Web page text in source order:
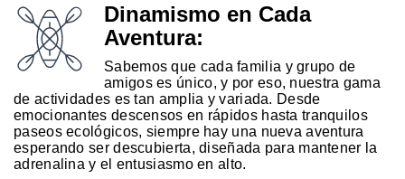
Dinamismo en Cada
Aventura:
Sabemos que cada familia y grupo de
amigos es único, y por eso, nuestra gama
de actividades es tan amplia y variada. Desde
emocionantes descensos en rápidos hasta tranquilos
paseos ecológicos, siempre hay una nueva aventura
esperando ser descubierta, diseñada para mantener la
adrenalina y el entusiasmo en alto.